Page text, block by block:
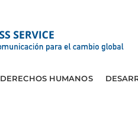
DERECHOS HUMANOS